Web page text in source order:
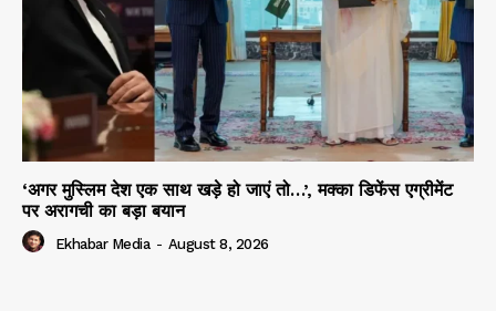
‘अगर मुस्लिम देश एक साथ खड़े हो जाएं तो…’, मक्का डिफेंस एग्रीमेंट
पर अरागची का बड़ा बयान
Ekhabar Media - August 8, 2026